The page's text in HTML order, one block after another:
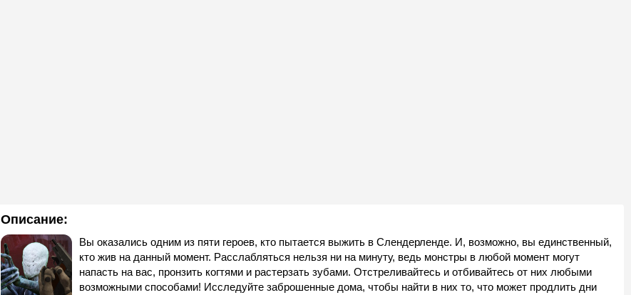
Описание:
Вы оказались одним из пяти героев, кто пытается выжить в Слендерленде. И, возможно, вы единственный,
кто жив на данный момент. Расслабляться нельзя ни на минуту, ведь монстры в любой момент могут
напасть на вас, пронзить когтями и растерзать зубами. Отстреливайтесь и отбивайтесь от них любыми
возможными способами! Исследуйте заброшенные дома, чтобы найти в них то, что может продлить дни